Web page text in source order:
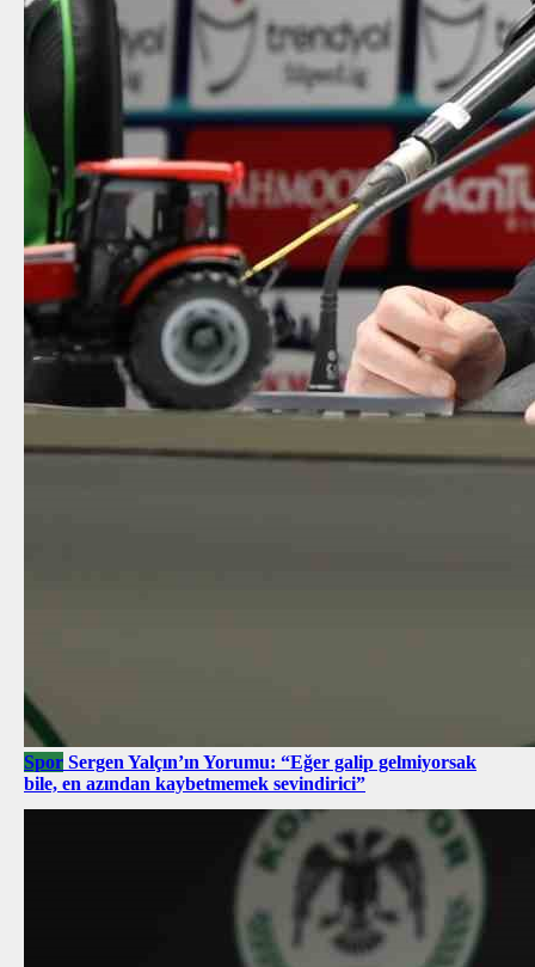
Spor Sergen Yalçın’ın Yorumu: “Eğer galip gelmiyorsak
bile, en azından kaybetmemek sevindirici”